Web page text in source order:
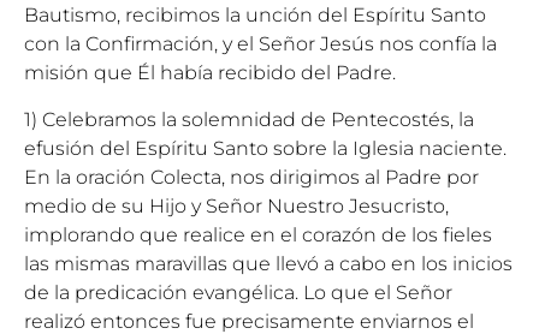
Bautismo, recibimos la unción del Espíritu Santo
con la Confirmación, y el Señor Jesús nos confía la
misión que Él había recibido del Padre.
1) Celebramos la solemnidad de Pentecostés, la
efusión del Espíritu Santo sobre la Iglesia naciente.
En la oración Colecta, nos dirigimos al Padre por
medio de su Hijo y Señor Nuestro Jesucristo,
implorando que realice en el corazón de los fieles
las mismas maravillas que llevó a cabo en los inicios
de la predicación evangélica. Lo que el Señor
realizó entonces fue precisamente enviarnos el